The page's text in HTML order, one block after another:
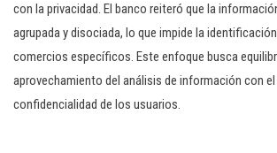
con la privacidad. El banco reiteró que la
agrupada y disociada, lo que impide la
comercios específicos. Este enfoque busca
aprovechamiento del análisis de información con
confidencialidad de los usuarios.